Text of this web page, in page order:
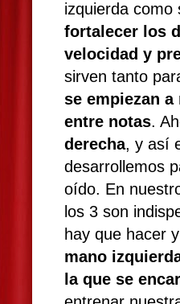
izquierda como
fortalecer los
velocidad y
sirven tanto
se empiezan
entre notas.
derecha, y así
desarrollemos
oído. En
los 3 son
hay que hacer
mano
la que se